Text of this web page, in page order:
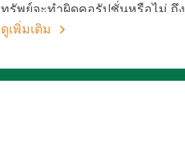
ทรัพย์จะทำผิดคอรัปชั่นหรือไม่ ถึง
เขาอาจจะทำผิด คุณก็ไม่มีสิทธิไป
ดูเพิ่มเติม